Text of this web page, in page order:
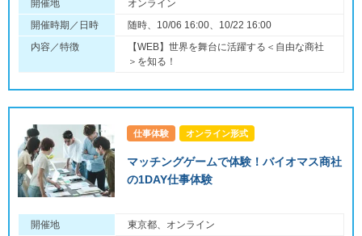
開催地
オンライン
開催時期／日時
随時、10/06 16:00、10/22 16:00
内容／特徴
【WEB】世界を舞台に活躍する＜自由な商社
＞を知る！
仕事体験 オンライン形式
マッチングゲームで体験！バイオマス商社
の1DAY仕事体験
開催地
東京都、オンライン